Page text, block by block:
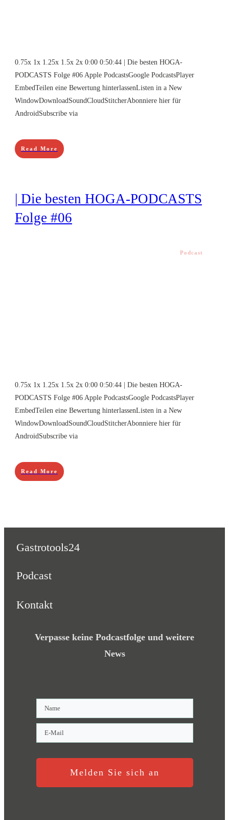
0.75x 1x 1.25x 1.5x 2x 0:00 0:50:44 | Die besten HOGA-
PODCASTS Folge #06 Apple PodcastsGoogle PodcastsPlayer
EmbedTeilen eine Bewertung hinterlassenListen in a New
WindowDownloadSoundCloudStitcherAbonniere hier für
AndroidSubscribe via
Read More
| Die besten HOGA-PODCASTS
Folge #06
Podcast
0.75x 1x 1.25x 1.5x 2x 0:00 0:50:44 | Die besten HOGA-
PODCASTS Folge #06 Apple PodcastsGoogle PodcastsPlayer
EmbedTeilen eine Bewertung hinterlassenListen in a New
WindowDownloadSoundCloudStitcherAbonniere hier für
AndroidSubscribe via
Read More
Gastrotools24
Podcast
Kontakt
Verpasse keine Podcastfolge und weitere
News
Melden Sie sich an